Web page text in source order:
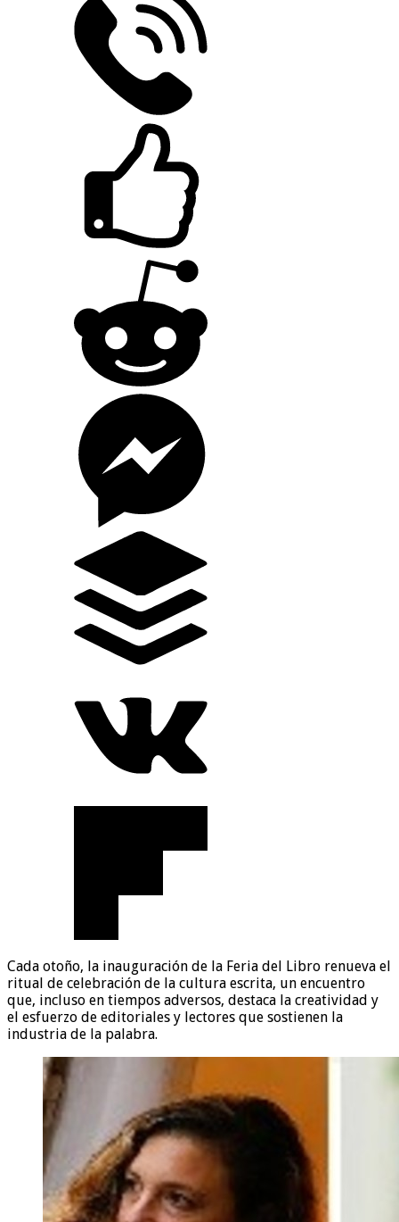
Cada otoño, la inauguración de la Feria del Libro renueva el
ritual de celebración de la cultura escrita, un encuentro
que, incluso en tiempos adversos, destaca la creatividad y
el esfuerzo de editoriales y lectores que sostienen la
industria de la palabra.